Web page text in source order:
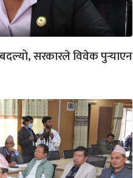
सरकारले विवेक पुर्‍याएन